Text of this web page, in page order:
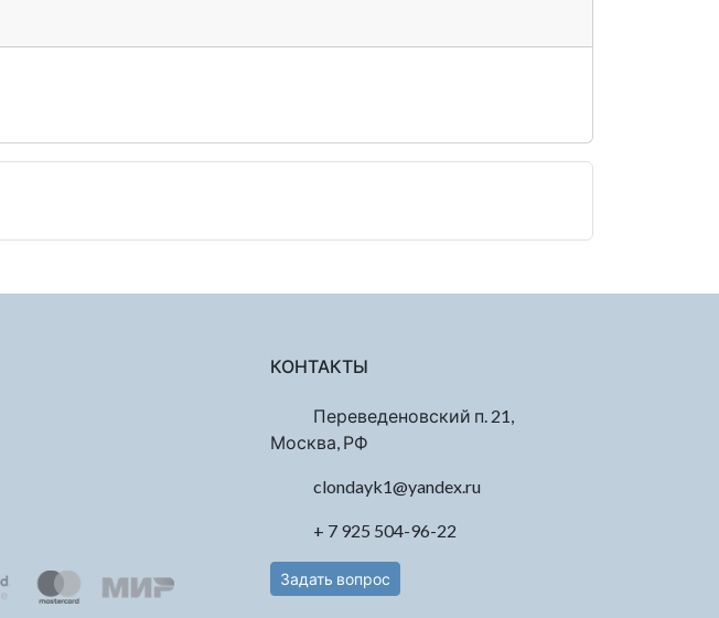
КОНТАКТЫ
Переведеновский п. 21,
Москва, РФ
clondayk1@yandex.ru
+ 7 925 504-96-22
Задать вопрос